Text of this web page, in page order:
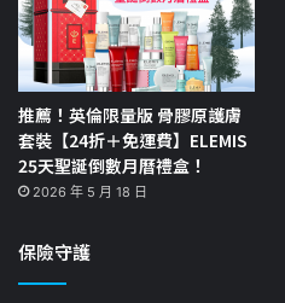
推薦！英倫限量版 骨膠原護膚
套裝【24折＋免運費】ELEMIS
25天聖誕倒數月曆禮盒！
2026 年 5 月 18 日
保險守護